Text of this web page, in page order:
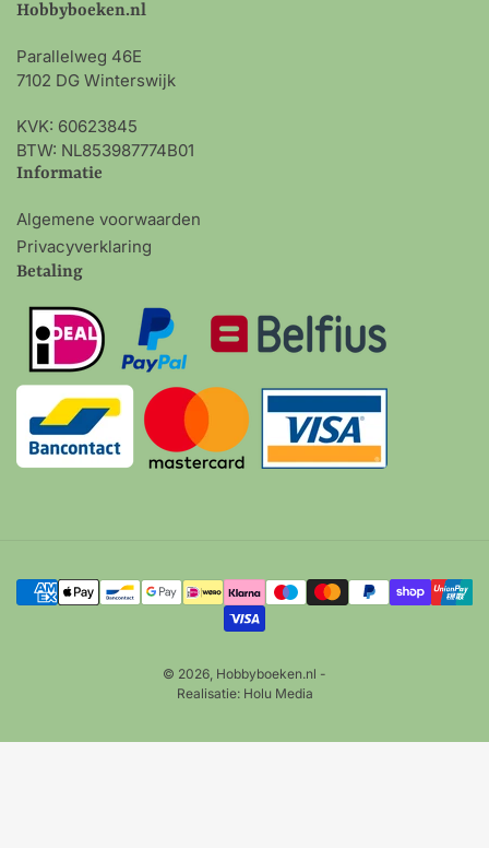
Hobbyboeken.nl
Parallelweg 46E
7102 DG Winterswijk
KVK: 60623845
BTW: NL853987774B01
Informatie
Algemene voorwaarden
Privacyverklaring
Betaling
Betalingsmethoden
© 2026, Hobbyboeken.nl -
Realisatie: Holu Media